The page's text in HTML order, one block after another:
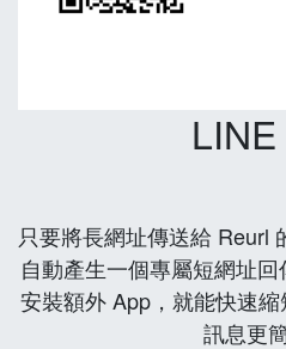
只要將長網址傳送給 Reurl
自動產生一個專屬短網址
安裝額外 App，就能快速縮
訊息更簡